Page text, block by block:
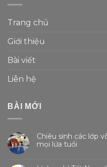
Trang chủ
Giới thiệu
Bài viết
Liên hệ
BÀI MỚI
Chiêu sinh các lớp
mọi lứa tuổi